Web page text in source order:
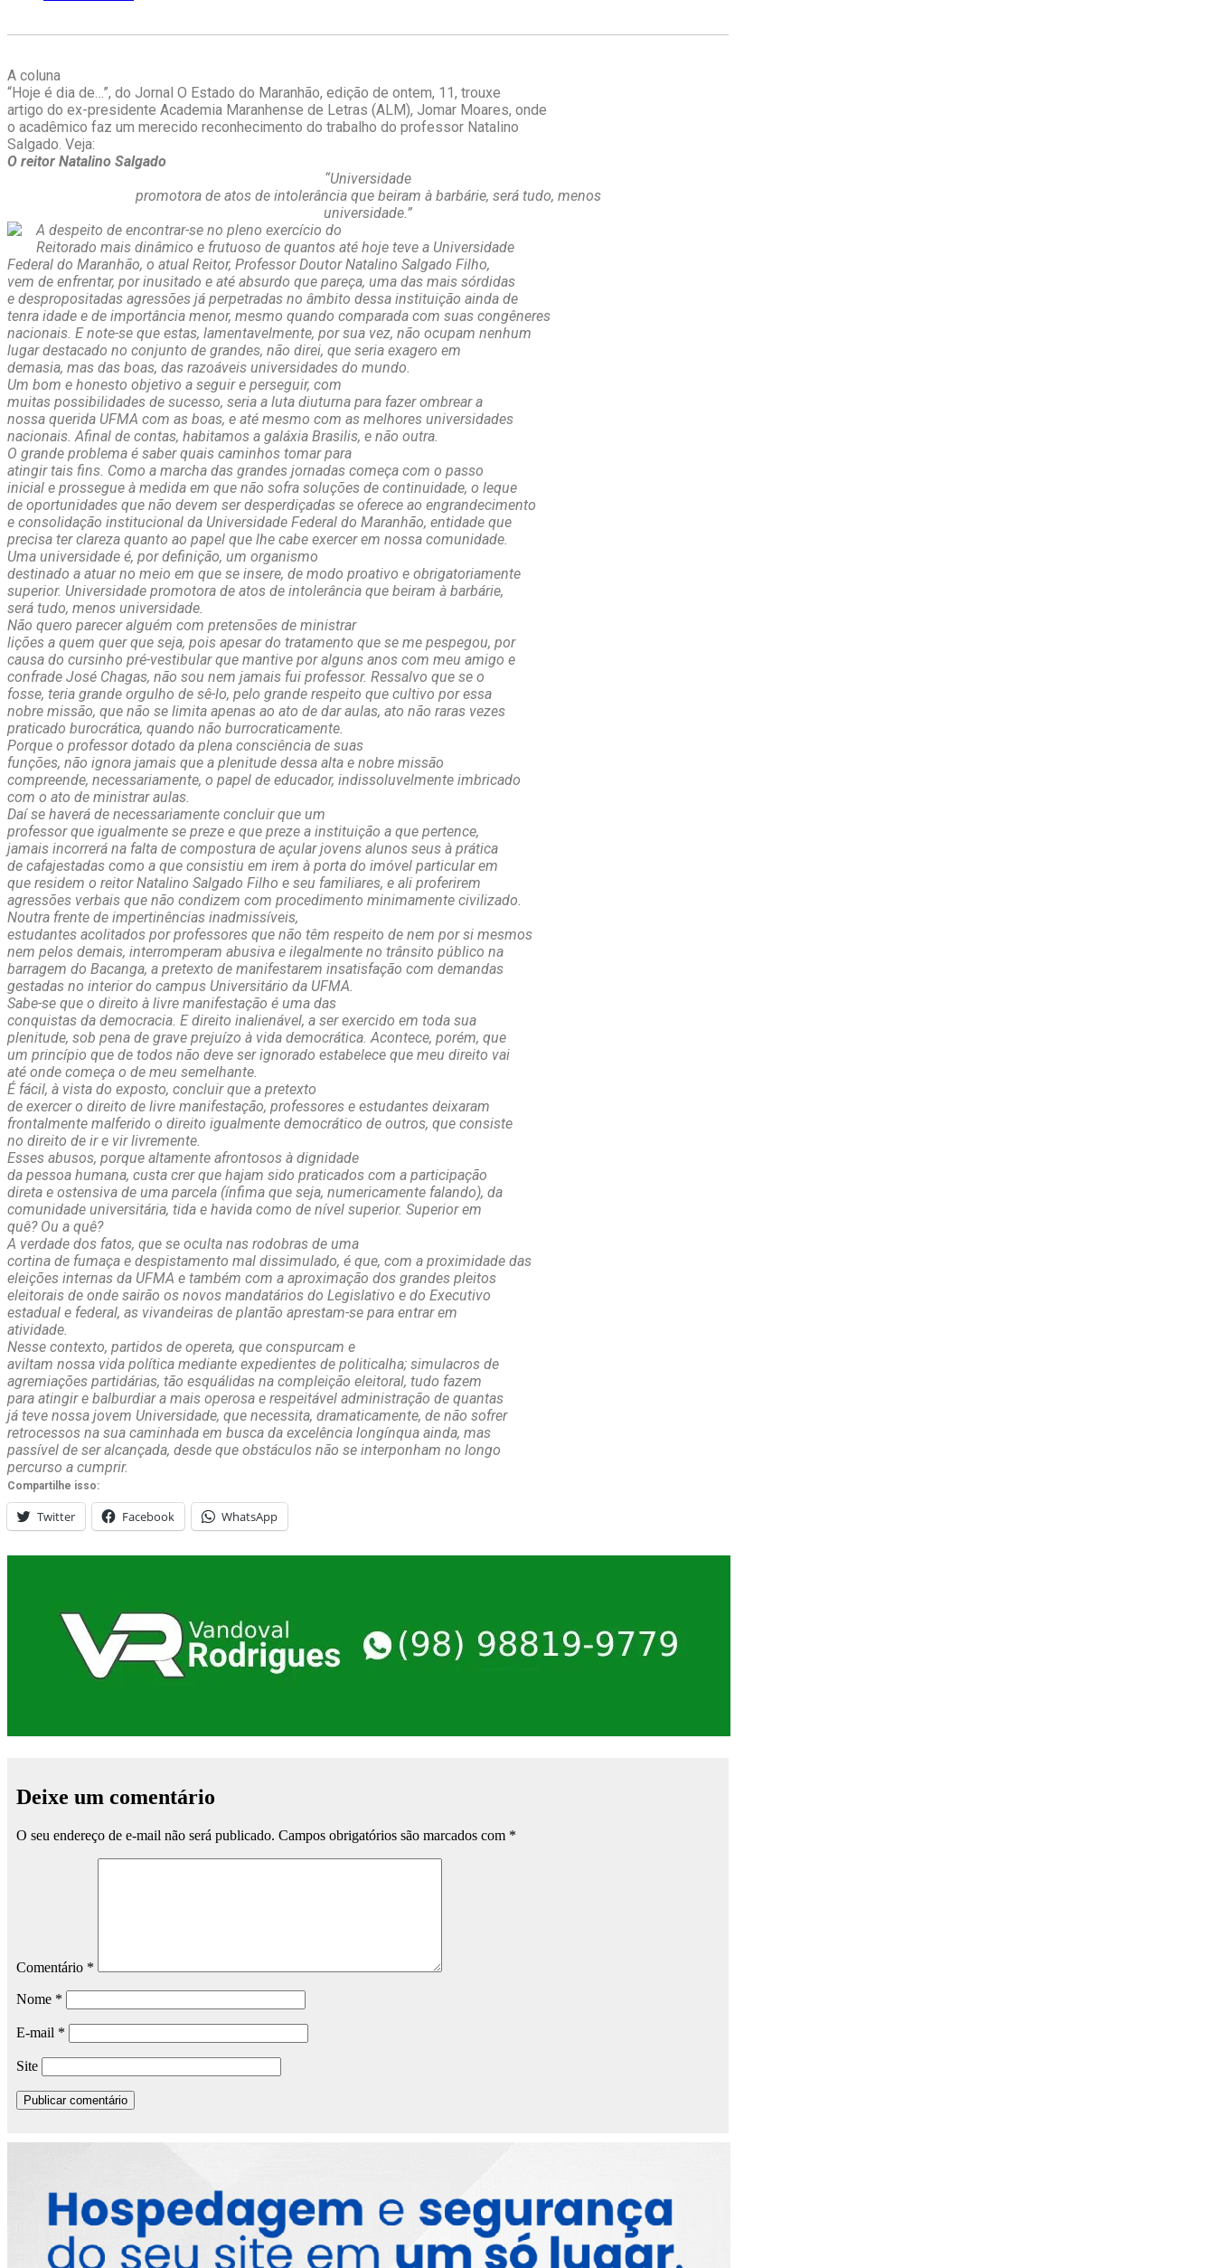
A coluna
“Hoje é dia de…”, do Jornal O Estado do Maranhão, edição de ontem, 11, trouxe
artigo do ex-presidente Academia Maranhense de Letras (ALM), Jomar Moares, onde
o acadêmico faz um merecido reconhecimento do trabalho do professor Natalino
Salgado. Veja:
O reitor Natalino Salgado
“Universidade
promotora de atos de intolerância que beiram à barbárie, será tudo, menos
universidade.”
A despeito de encontrar-se no pleno exercício do
Reitorado mais dinâmico e frutuoso de quantos até hoje teve a Universidade
Federal do Maranhão, o atual Reitor, Professor Doutor Natalino Salgado Filho,
vem de enfrentar, por inusitado e até absurdo que pareça, uma das mais sórdidas
e despropositadas agressões já perpetradas no âmbito dessa instituição ainda de
tenra idade e de importância menor, mesmo quando comparada com suas congêneres
nacionais. E note-se que estas, lamentavelmente, por sua vez, não ocupam nenhum
lugar destacado no conjunto de grandes, não direi, que seria exagero em
demasia, mas das boas, das razoáveis universidades do mundo.
Um bom e honesto objetivo a seguir e perseguir, com
muitas possibilidades de sucesso, seria a luta diuturna para fazer ombrear a
nossa querida UFMA com as boas, e até mesmo com as melhores universidades
nacionais. Afinal de contas, habitamos a galáxia Brasilis, e não outra.
O grande problema é saber quais caminhos tomar para
atingir tais fins. Como a marcha das grandes jornadas começa com o passo
inicial e prossegue à medida em que não sofra soluções de continuidade, o leque
de oportunidades que não devem ser desperdiçadas se oferece ao engrandecimento
e consolidação institucional da Universidade Federal do Maranhão, entidade que
precisa ter clareza quanto ao papel que lhe cabe exercer em nossa comunidade.
Uma universidade é, por definição, um organismo
destinado a atuar no meio em que se insere, de modo proativo e obrigatoriamente
superior. Universidade promotora de atos de intolerância que beiram à barbárie,
será tudo, menos universidade.
Não quero parecer alguém com pretensões de ministrar
lições a quem quer que seja, pois apesar do tratamento que se me pespegou, por
causa do cursinho pré-vestibular que mantive por alguns anos com meu amigo e
confrade José Chagas, não sou nem jamais fui professor. Ressalvo que se o
fosse, teria grande orgulho de sê-lo, pelo grande respeito que cultivo por essa
nobre missão, que não se limita apenas ao ato de dar aulas, ato não raras vezes
praticado burocrática, quando não burrocraticamente.
Porque o professor dotado da plena consciência de suas
funções, não ignora jamais que a plenitude dessa alta e nobre missão
compreende, necessariamente, o papel de educador, indissoluvelmente imbricado
com o ato de ministrar aulas.
Daí se haverá de necessariamente concluir que um
professor que igualmente se preze e que preze a instituição a que pertence,
jamais incorrerá na falta de compostura de açular jovens alunos seus à prática
de cafajestadas como a que consistiu em irem à porta do imóvel particular em
que residem o reitor Natalino Salgado Filho e seu familiares, e ali proferirem
agressões verbais que não condizem com procedimento minimamente civilizado.
Noutra frente de impertinências inadmissíveis,
estudantes acolitados por professores que não têm respeito de nem por si mesmos
nem pelos demais, interromperam abusiva e ilegalmente no trânsito público na
barragem do Bacanga, a pretexto de manifestarem insatisfação com demandas
gestadas no interior do campus Universitário da UFMA.
Sabe-se que o direito à livre manifestação é uma das
conquistas da democracia. E direito inalienável, a ser exercido em toda sua
plenitude, sob pena de grave prejuízo à vida democrática. Acontece, porém, que
um princípio que de todos não deve ser ignorado estabelece que meu direito vai
até onde começa o de meu semelhante.
É fácil, à vista do exposto, concluir que a pretexto
de exercer o direito de livre manifestação, professores e estudantes deixaram
frontalmente malferido o direito igualmente democrático de outros, que consiste
no direito de ir e vir livremente.
Esses abusos, porque altamente afrontosos à dignidade
da pessoa humana, custa crer que hajam sido praticados com a participação
direta e ostensiva de uma parcela (ínfima que seja, numericamente falando), da
comunidade universitária, tida e havida como de nível superior. Superior em
quê? Ou a quê?
A verdade dos fatos, que se oculta nas rodobras de uma
cortina de fumaça e despistamento mal dissimulado, é que, com a proximidade das
eleições internas da UFMA e também com a aproximação dos grandes pleitos
eleitorais de onde sairão os novos mandatários do Legislativo e do Executivo
estadual e federal, as vivandeiras de plantão aprestam-se para entrar em
atividade.
Nesse contexto, partidos de opereta, que conspurcam e
aviltam nossa vida política mediante expedientes de politicalha; simulacros de
agremiações partidárias, tão esquálidas na compleição eleitoral, tudo fazem
para atingir e balburdiar a mais operosa e respeitável administração de quantas
já teve nossa jovem Universidade, que necessita, dramaticamente, de não sofrer
retrocessos na sua caminhada em busca da excelência longínqua ainda, mas
passível de ser alcançada, desde que obstáculos não se interponham no longo
percurso a cumprir.
Compartilhe isso:
Twitter Facebook WhatsApp
Deixe um comentário
O seu endereço de e-mail não será publicado. Campos obrigatórios são marcados com *
Comentário *
Nome *
E-mail *
Site